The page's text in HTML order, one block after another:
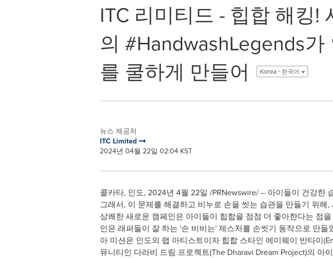
ITC 리미티드 - 힙합 해킹!
의 #HandwashLegends
를 쿨하게 만들어
Korea - 한국어
뉴스 제공처
ITC Limited
2024년 04월 22일 02:04 KST
콜카타, 인도, 2024년 4월 22일 /PRNewswire/ -- 아이들이 건강한
그래서, 이 문제를 해결하고 비누로 손을 씻는 습관을 만들기 위해
상쾌한 새로운 캠페인은 아이들이 힙합을 점점 더 좋아한다는 점
인은 래퍼들이 잘 하는 '손 비비는' 제스처를 손씻기 동작으로 만
아 미션은 인도의 랩 아티스트이자 힙합 스타인 에미웨이 반타이
뮤니티인 다라비 드림 프로젝트(The Dharavi Dream Project)의